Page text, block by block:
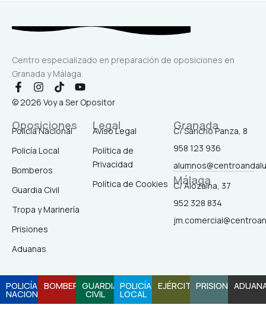
Centro especializado en preparación de oposiciones en
Granada y Málaga.
F
a
c
b
o
o
-
I
n
s
a
g
r
m
T
i
k
o
k
Y
o
u
© 2026 Voy a Ser Opositor
Oposiciones
Policía Nacional
Policía Local
Bomberos
Guardia Civil
Tropa y Marinería
Prisiones
Aduanas
Legal
Aviso Legal
Política de
Privacidad
Política de Cookies
Granada
C/ Sancho Panza, 8
958 123 936
Málaga
C/ Alozaina, 37
952 328 834
POLICÍA
NACIONAL
BOMBEROSGUARDIA
CIVIL
POLICÍA
LOCAL
EJÉRCITOPRISIONES